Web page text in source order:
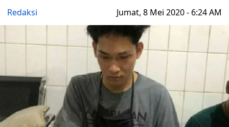
Redaksi Jumat, 8 Mei 2020 - 6:24 AM